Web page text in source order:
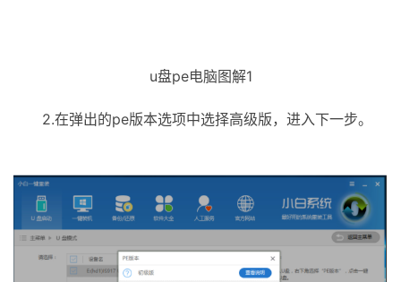
u盘pe电脑图解1
2.在弹出的pe版本选项中选择高级版，进入下一步。